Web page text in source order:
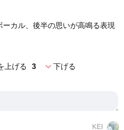
カル、後半の思いが高鳴る表現
上げる 3 expand_more下げる
KEI